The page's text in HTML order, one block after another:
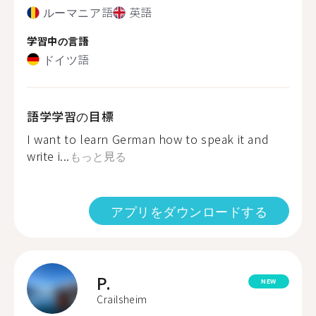
ルーマニア語 英語
学習中の言語
ドイツ語
語学学習の目標
I want to learn German how to speak it and
write i... もっと見る
アプリをダウンロードする
P.
Crailsheim
NEW